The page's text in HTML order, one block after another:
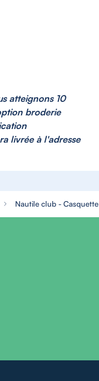
atteignons 10
broderie
livrée à l'adresse
Nautile club - Casquette